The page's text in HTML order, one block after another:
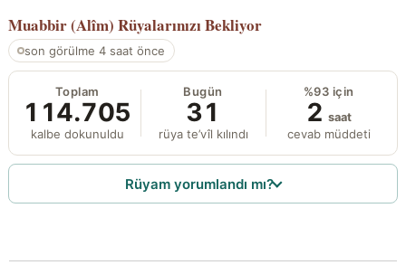
Muabbir (Alîm) Rüyalarınızı Bekliyor
son görülme 4 saat önce
Toplam
114.705
kalbe dokunuldu
Bugün
31
rüya te’vîl kılındı
%93 için
2 saat
cevab müddeti
Rüyam yorumlandı mı?